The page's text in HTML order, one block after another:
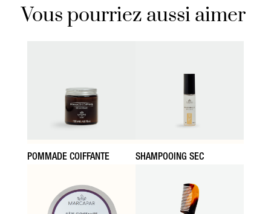
Vous pourriez aussi aimer
POMMADE COIFFANTE SHAMPOOING SEC